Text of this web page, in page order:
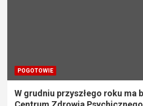
POGOTOWIE
W grudniu przyszłego roku ma